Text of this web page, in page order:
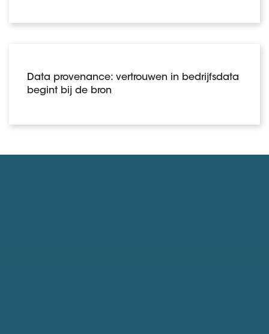
Data provenance: vertrouwen in bedrijfsdata
begint bij de bron